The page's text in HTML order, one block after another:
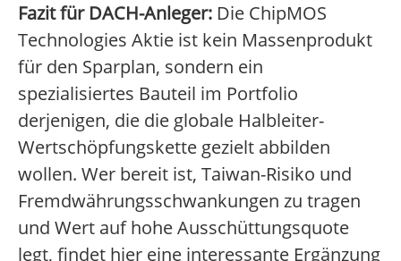
Fazit für DACH-Anleger: Die ChipMOS
Technologies Aktie ist kein Massenprodukt
für den Sparplan, sondern ein
spezialisiertes Bauteil im Portfolio
derjenigen, die die globale Halbleiter-
Wertschöpfungskette gezielt abbilden
wollen. Wer bereit ist, Taiwan-Risiko und
Fremdwährungsschwankungen zu tragen
und Wert auf hohe Ausschüttungsquote
legt, findet hier eine interessante Ergänzung